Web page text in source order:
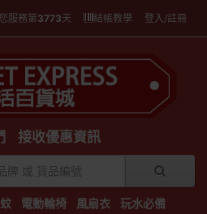
服務第3773天 結帳教學 登入/註冊
接收優惠資訊
電動輪椅 風扇衣 玩水必備